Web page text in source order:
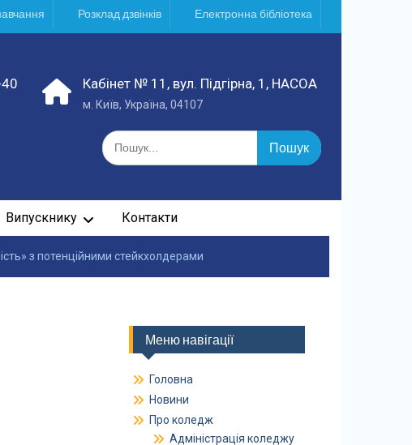
Розклад дзвінків Електронна бібліотека
Кабінет № 11, вул. Підгірна, 1, НАСОА
м. Київ, Україна, 04107
Шукати:
Випускнику Контакти
з потенційними стейкхолдерами
Меню навігації
Головна
Новини
Про коледж
Адміністрація коледжу